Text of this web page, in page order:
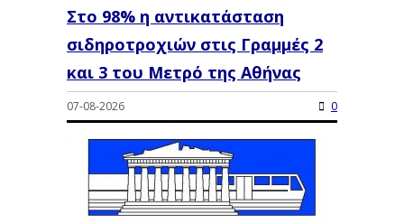
Στο 98% η αντικατάσταση
σιδηροτροχιών στις Γραμμές 2
και 3 του Μετρό της Αθήνας
07-08-2026 0